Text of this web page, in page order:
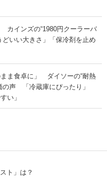
カインズの“1980円クーラーバ
いい大きさ」「保冷剤を止め
まま食卓に」 ダイソーの“耐熱
の声 「冷蔵庫にぴったり」
い」
ト」は？